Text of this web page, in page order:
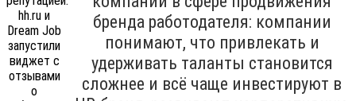
бренда работодателя: компании
понимают, что привлекать и
удерживать таланты становится
сложнее и всё чаще инвестируют в